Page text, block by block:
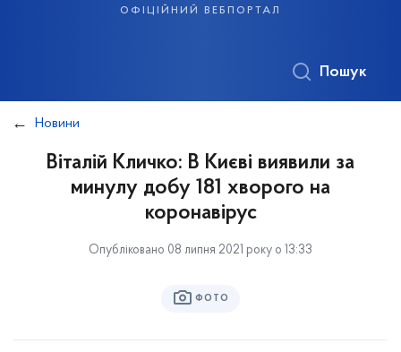
офіційний вебпортал
Пошук
Новини
Віталій Кличко: В Києві виявили за
минулу добу 181 хворого на
коронавірус
Опубліковано 08 липня 2021 року о 13:33
ФОТО